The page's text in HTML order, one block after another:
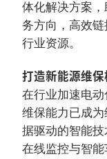
体化解决方案
务方向，高效
行业资源。
打造新能源维
在行业加速电
维保能力已成
据驱动的智能技
在线监控与智